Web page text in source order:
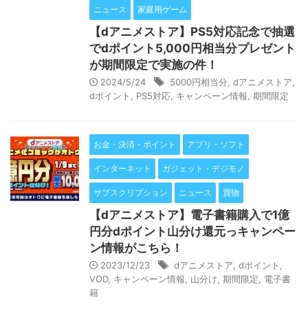
ニュース 家庭用ゲーム
【dアニメストア】PS5対応記念で抽選
でdポイント5,000円相当分プレゼント
が期間限定で実施の件！
2024/5/24 5000円相当分 dアニメストア
dポイント
PS5対応 キャンペーン情報 期間限定
お金・決済・ポイント アプリ・ソフト
インターネット ガジェット・デジモノ
サブスクリプション ニュース 買物
【dアニメストア】電子書籍購入で1億
円分dポイント山分け還元っキャンペー
ン情報がこちら！
2023/12/23 dアニメストア dポイント
VOD, キャンペーン情報 山分け 期間限定
電子書
籍